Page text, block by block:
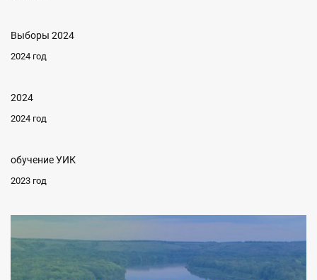
Выборы 2024
2024 год
2024
2024 год
обучение УИК
2023 год